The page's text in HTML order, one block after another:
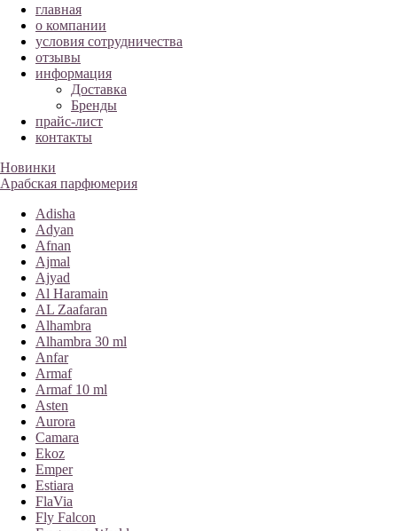
главная
о компании
условия сотрудничества
отзывы
информация
Доставка
Бренды
прайс-лист
контакты
Новинки
Арабская парфюмерия
Adisha
Adyan
Afnan
Ajmal
Ajyad
Al Haramain
AL Zaafaran
Alhambra
Alhambra 30 ml
Anfar
Armaf
Armaf 10 ml
Asten
Aurora
Camara
Ekoz
Emper
Estiara
FlaVia
Fly Falcon